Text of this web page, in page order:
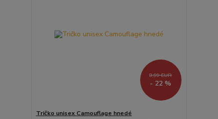
8,99 EUR
- 22 %
Tričko unisex Camouflage hnedé